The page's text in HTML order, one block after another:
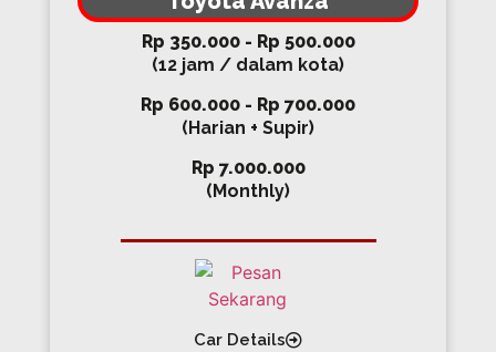
Rp 350.000 - Rp 500.000
(12 jam / dalam kota)
Rp 600.000 - Rp 700.000
(Harian + Supir)
Rp 7.000.000
(Monthly)
Car Details